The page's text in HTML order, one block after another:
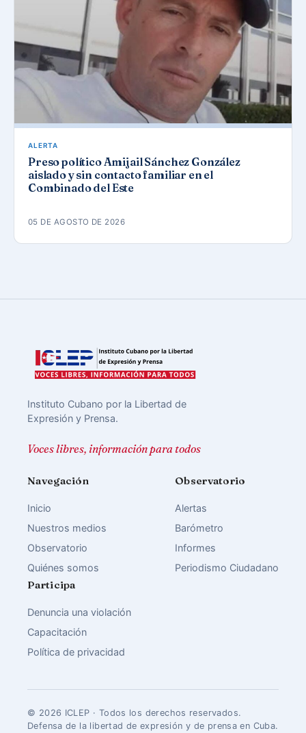
ALERTA
Preso político Amijail Sánchez González
aislado y sin contacto familiar en el
Combinado del Este
05 DE AGOSTO DE 2026
Instituto Cubano por la Libertad de
Expresión y Prensa.
Voces libres, información para todos
Navegación
Inicio
Nuestros medios
Observatorio
Quiénes somos
Observatorio
Alertas
Barómetro
Informes
Periodismo Ciudadano
Participa
Denuncia una violación
Capacitación
Política de privacidad
© 2026 ICLEP · Todos los derechos reservados.
Defensa de la libertad de expresión y de prensa en Cuba.